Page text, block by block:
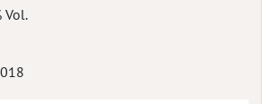
Vol.